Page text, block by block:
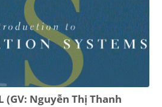
(GV: Nguyễn Thị Thanh